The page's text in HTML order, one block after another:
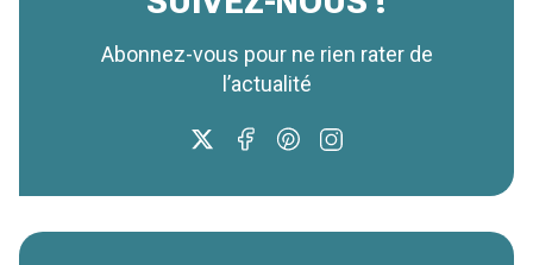
Abonnez-vous pour ne rien rater de
l’actualité